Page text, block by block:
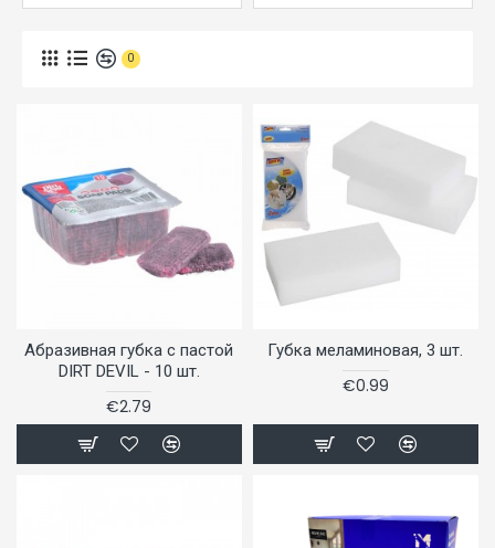
0
Абразивная губка с пастой
DIRT DEVIL - 10 шт.
€2.79
Губка меламиновая, 3 шт.
€0.99